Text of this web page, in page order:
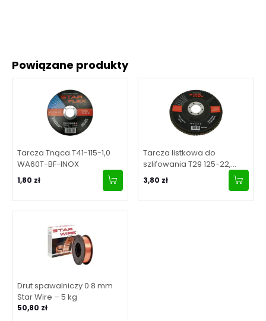
Powiązane produkty
Tarcza Tnąca T41-115-1,0
WA60T-BF-INOX
1,80 zł
Tarcza listkowa do
szlifowania T29 125-22,
granulacja 80
3,80 zł
Drut spawalniczy 0.8 mm
Star Wire – 5 kg
50,80 zł